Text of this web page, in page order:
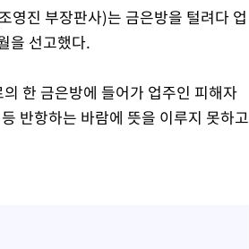
영진 부장판사)는 금은방을 털려다 업
을 선고했다.
한 금은방에 들어가 업주인 피해자
반항하는 바람에 뜻을 이루지 못하고